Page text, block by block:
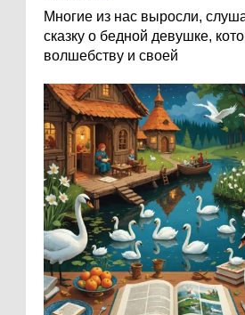
Многие из нас выросли,
сказку о бедной девушке,
волшебству и своей